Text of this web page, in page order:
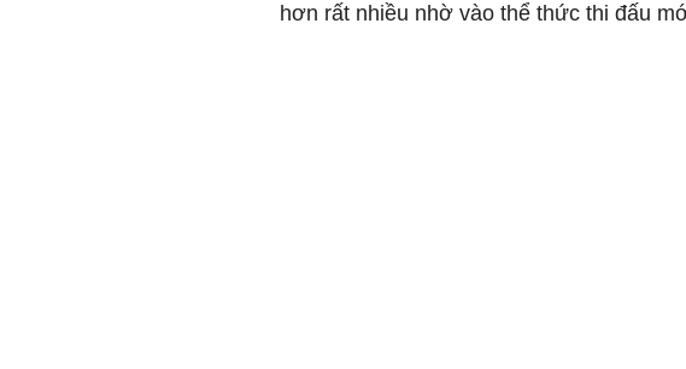
hơn rất nhiều nhờ vào thể thức thi đấu